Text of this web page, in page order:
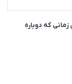
که دوباره